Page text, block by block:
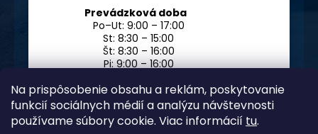
Na prispôsobenie obsahu a reklám, poskytovanie
funkcií sociálnych médií a analýzu návštevnosti
používame súbory cookie. Viac informácií tu.
Prevádzková doba
Po–Ut: 9:00 – 17:00
St: 8:30 – 15:00
Št: 8:30 – 16:00
Pi: 9:00 – 16:00